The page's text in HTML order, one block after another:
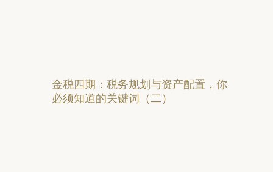
金税四期：税务规划与资产配置，你
必须知道的关键词（二）